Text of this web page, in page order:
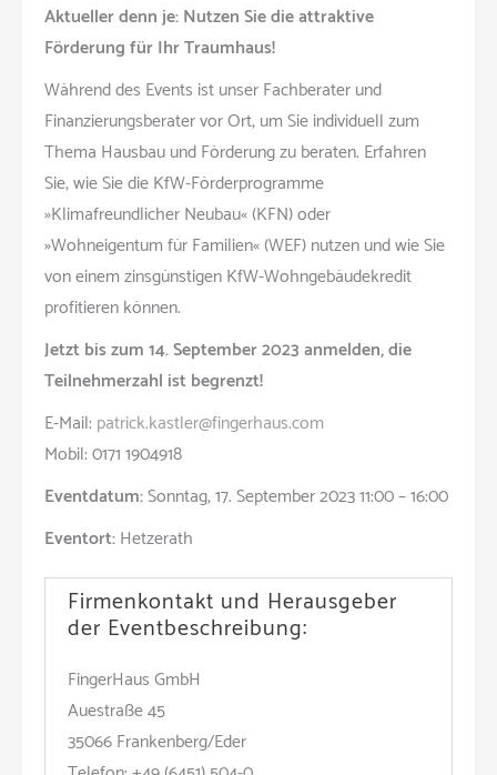
Aktueller denn je: Nutzen Sie die attraktive
Förderung für Ihr Traumhaus!
Während des Events ist unser Fachberater und
Finanzierungsberater vor Ort, um Sie individuell zum
Thema Hausbau und Förderung zu beraten. Erfahren
Sie, wie Sie die KfW-Förderprogramme
»Klimafreundlicher Neubau« (KFN) oder
»Wohneigentum für Familien« (WEF) nutzen und wie Sie
von einem zinsgünstigen KfW-Wohngebäudekredit
profitieren können.
Jetzt bis zum 14. September 2023 anmelden, die
Teilnehmerzahl ist begrenzt!
E-Mail: patrick.kastler@fingerhaus.com
Mobil: 0171 1904918
Eventdatum:Sonntag, 17. September 2023 11:00 – 16:00
Eventort:Hetzerath
Firmenkontakt und Herausgeber
der Eventbeschreibung:
FingerHaus GmbH
Auestraße 45
35066 Frankenberg/Eder